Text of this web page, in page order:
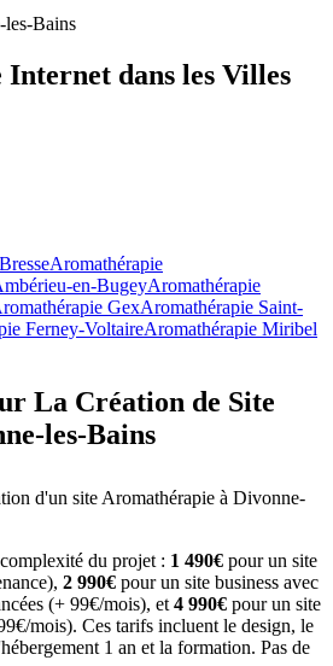
les-Bains
Internet dans les Villes
Aromathérapie
en-BugeyAromathérapie
GexAromathérapie Saint-
Ferney-VoltaireAromathérapie Miribel
La Création de Site
les-Bains
d'un site Aromathérapie à Divonne-
du projet : 1 490€ pour un site
2 990€ pour un site business avec
(+ 99€/mois), et 4 990€ pour un site
mois). Ces tarifs incluent le design, le
1 an et la formation. Pas de